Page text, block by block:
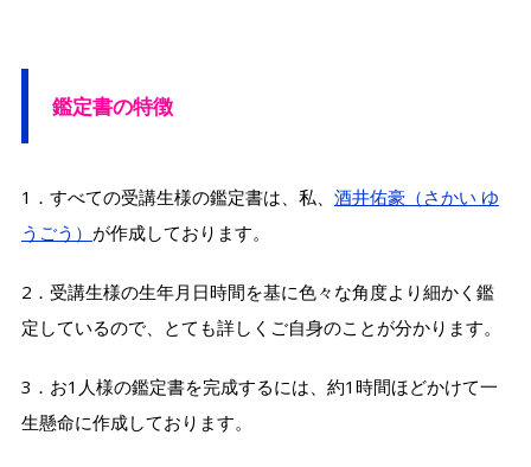
鑑定書の特徴
1．すべての受講生様の鑑定書は、私、 酒井佑豪（さかい ゆ
うごう） が作成しております。
2．受講生様の生年月日時間を基に色々な角度より細かく鑑
定しているので、とても詳しくご自身のことが分かります。
3．お1人様の鑑定書を完成するには、約1時間ほどかけて一
生懸命に作成しております。